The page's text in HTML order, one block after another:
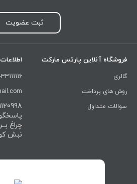
ثبت عضویت
فروشگاه آنلاین پارتس مارکت
گالری
روش های پرداخت
سوالات متداول
021-33111116
چراغ
نبش